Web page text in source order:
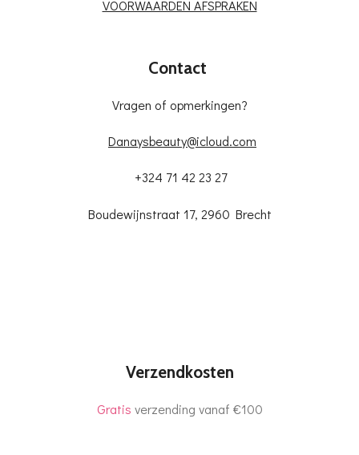
VOORWAARDEN AFSPRAKEN
Contact
Vragen of opmerkingen?
Danaysbeauty@icloud.com
+324 71 42 23 27
Boudewijnstraat 17, 2960 Brecht
Verzendkosten
Gratis verzending vanaf €100